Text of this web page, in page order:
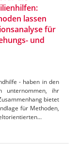
lassen
für
und
- haben in den
unternommen, ihr
bietet
für Methoden,